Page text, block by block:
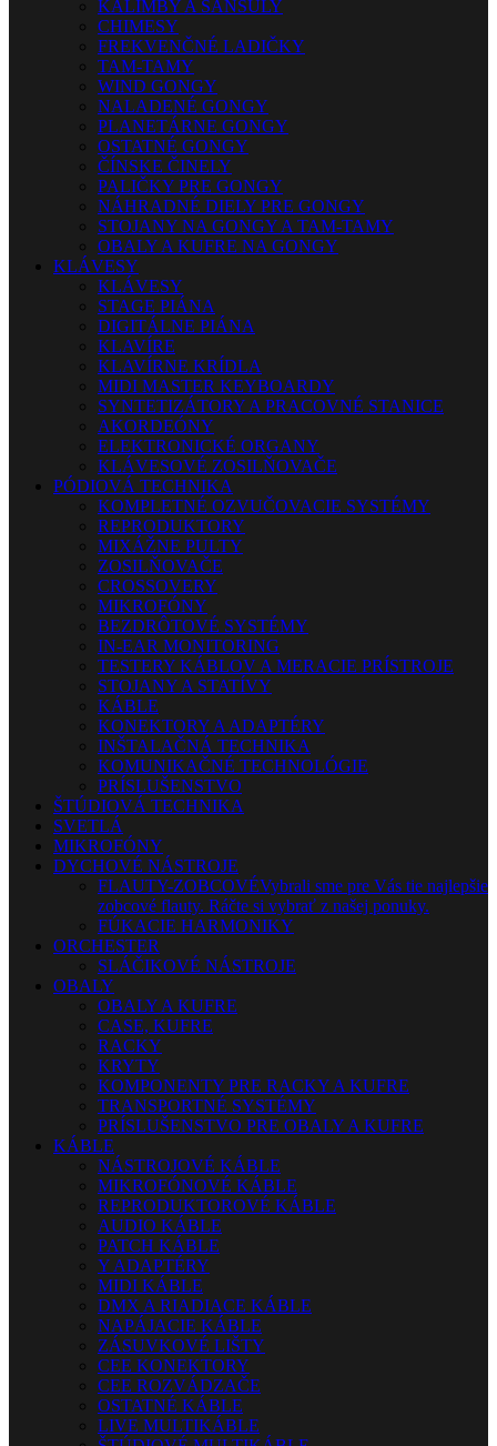
KALIMBY A SANSULY
CHIMESY
FREKVENČNÉ LADIČKY
TAM-TAMY
WIND GONGY
NALADENÉ GONGY
PLANETÁRNE GONGY
OSTATNÉ GONGY
ČÍNSKE ČINELY
PALIČKY PRE GONGY
NÁHRADNÉ DIELY PRE GONGY
STOJANY NA GONGY A TAM-TAMY
OBALY A KUFRE NA GONGY
KLÁVESY
KLÁVESY
STAGE PIÁNA
DIGITÁLNE PIÁNA
KLAVÍRE
KLAVÍRNE KRÍDLA
MIDI MASTER KEYBOARDY
SYNTETIZÁTORY A PRACOVNÉ STANICE
AKORDEÓNY
ELEKTRONICKÉ ORGANY
KLÁVESOVÉ ZOSILŇOVAČE
PÓDIOVÁ TECHNIKA
KOMPLETNÉ OZVUČOVACIE SYSTÉMY
REPRODUKTORY
MIXÁŽNE PULTY
ZOSILŇOVAČE
CROSSOVERY
MIKROFÓNY
BEZDRÔTOVÉ SYSTÉMY
IN-EAR MONITORING
TESTERY KÁBLOV A MERACIE PRÍSTROJE
STOJANY A STATÍVY
KÁBLE
KONEKTORY A ADAPTÉRY
INŠTALAČNÁ TECHNIKA
KOMUNIKAČNÉ TECHNOLÓGIE
PRÍSLUŠENSTVO
ŠTÚDIOVÁ TECHNIKA
SVETLÁ
MIKROFÓNY
DYCHOVÉ NÁSTROJE
FLAUTY-ZOBCOVÉVybrali sme pre Vás tie najlepšie
zobcové flauty. Ráčte si vybrať z našej ponuky.
FÚKACIE HARMONIKY
ORCHESTER
SLÁČIKOVÉ NÁSTROJE
OBALY
OBALY A KUFRE
CASE, KUFRE
RACKY
KRYTY
KOMPONENTY PRE RACKY A KUFRE
TRANSPORTNÉ SYSTÉMY
PRÍSLUŠENSTVO PRE OBALY A KUFRE
KÁBLE
NÁSTROJOVÉ KÁBLE
MIKROFÓNOVÉ KÁBLE
REPRODUKTOROVÉ KÁBLE
AUDIO KÁBLE
PATCH KÁBLE
Y ADAPTÉRY
MIDI KÁBLE
DMX A RIADIACE KÁBLE
NAPÁJACIE KÁBLE
ZÁSUVKOVÉ LIŠTY
CEE KONEKTORY
CEE ROZVÁDZAČE
OSTATNÉ KÁBLE
LIVE MULTIKÁBLE